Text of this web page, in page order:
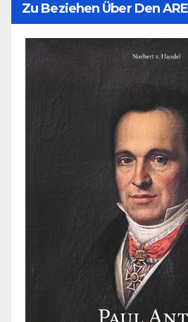
Zu Beziehen Über Den